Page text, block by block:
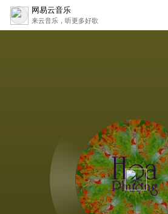
网易云音乐
来云音乐，听更多好歌